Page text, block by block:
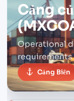
Cảng
Operational
Cảng Biển